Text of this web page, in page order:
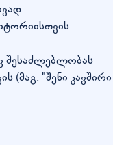
შესაძლებლობას
"შენი კავშირი